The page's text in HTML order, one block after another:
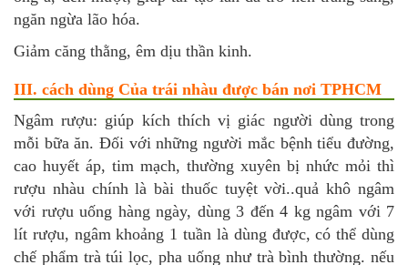
ngăn ngừa lão hóa.
Giảm căng thằng, êm dịu thần kinh.
III. cách dùng Của trái nhàu được bán nơi TPHCM
Ngâm rượu: giúp kích thích vị giác người dùng trong
mỗi bữa ăn. Đối với những người mắc bệnh tiểu đường,
cao huyết áp, tim mạch, thường xuyên bị nhức mỏi thì
rượu nhàu chính là bài thuốc tuyệt vời..quả khô ngâm
với rượu uống hàng ngày, dùng 3 đến 4 kg ngâm với 7
lít rượu, ngâm khoảng 1 tuần là dùng được, có thể dùng
chế phẩm trà túi lọc, pha uống như trà bình thường. nếu